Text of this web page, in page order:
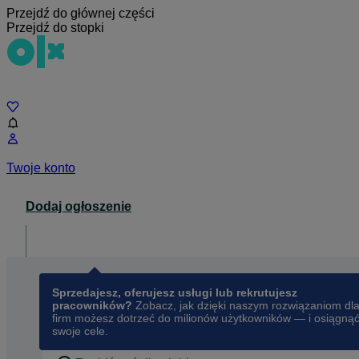
Przejdź do głównej części
Przejdź do stopki
Twoje konto
Dodaj ogłoszenie
Sprzedajesz, oferujesz usługi lub rekrutujesz
pracowników? Zobacz, jak dzięki naszym rozwiązaniom dla
firm możesz dotrzeć do milionów użytkowników — i osiągnąć
swoje cele.